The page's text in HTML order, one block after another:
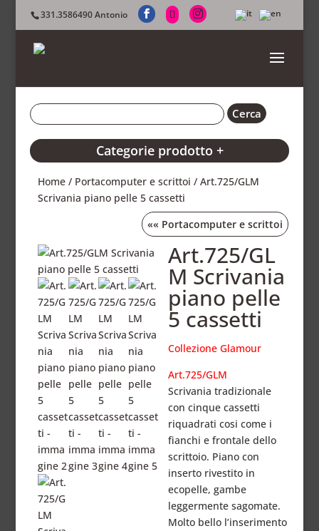
331.3586490 Antonio
Categorie prodotto +
Home / Portacomputer e scrittoi / Art.725/GLM
Scrivania piano pelle 5 cassetti
«« Portacomputer e scrittoi
Art.725/GL
M Scrivania
piano pelle
5 cassetti
Collezione Glamour
Art.725/GLM
Scrivania tradizionale
con cinque cassetti
riquadraticosi come i
fianchi e frontale dello
scrittoio. Piano con
inserto rivestito in
ecopelle,gambe
leggermente sagomate.
Molto bello l’inserimento